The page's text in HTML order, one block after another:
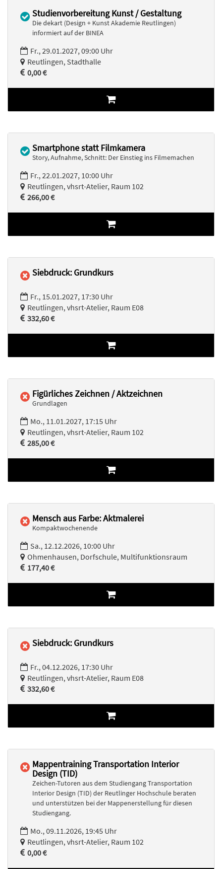
Studienvorbereitung Kunst / Gestaltung
Die dekart (Design + Kunst Akademie Reutlingen)
informiert auf der BINEA
Fr., 29.01.2027, 09:00 Uhr
Reutlingen, Stadthalle
0,00 €
Smartphone statt Filmkamera
Story, Aufnahme, Schnitt: Der Einstieg ins Filmemachen
Fr., 22.01.2027, 10:00 Uhr
Reutlingen, vhsrt-Atelier, Raum 102
266,00 €
Siebdruck: Grundkurs
Fr., 15.01.2027, 17:30 Uhr
Reutlingen, vhsrt-Atelier, Raum E08
332,60 €
Figürliches Zeichnen / Aktzeichnen
Grundlagen
Mo., 11.01.2027, 17:15 Uhr
Reutlingen, vhsrt-Atelier, Raum 102
285,00 €
Mensch aus Farbe: Aktmalerei
Kompaktwochenende
Sa., 12.12.2026, 10:00 Uhr
Ohmenhausen, Dorfschule, Multifunktionsraum
177,40 €
Siebdruck: Grundkurs
Fr., 04.12.2026, 17:30 Uhr
Reutlingen, vhsrt-Atelier, Raum E08
332,60 €
Mappentraining Transportation Interior
Design (TID)
Zeichen-Tutoren aus dem Studiengang Transportation
Interior Design (TID) der Reutlinger Hochschule beraten
und unterstützen bei der Mappenerstellung für diesen
Studiengang.
Mo., 09.11.2026, 19:45 Uhr
Reutlingen, vhsrt-Atelier, Raum 102
0,00 €